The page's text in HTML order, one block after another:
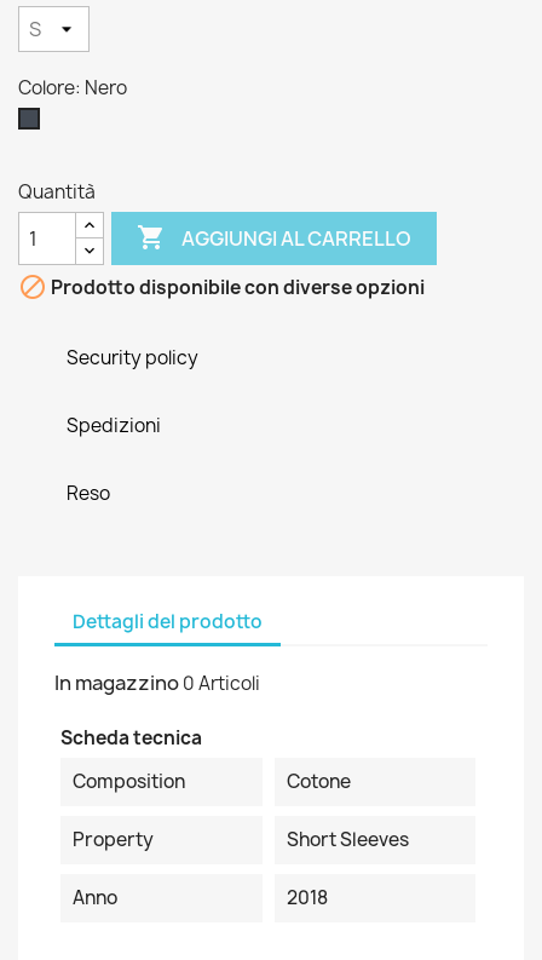
Colore: Nero
Quantità
 AGGIUNGI AL CARRELLO
 Prodotto disponibile con diverse opzioni
Security policy
Spedizioni
Reso
Dettagli del prodotto
In magazzino0 Articoli
Scheda tecnica
Composition
Cotone
Property Short Sleeves
Anno 2018